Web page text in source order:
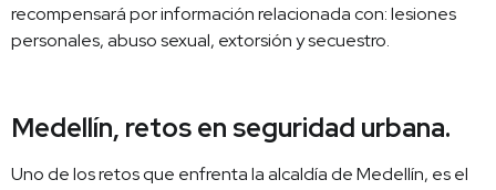
recompensará por información relacionada con: lesiones
personales, abuso sexual, extorsión y secuestro.
Medellín, retos en seguridad urbana.
Uno de los retos que enfrenta la alcaldía de Medellín, es el